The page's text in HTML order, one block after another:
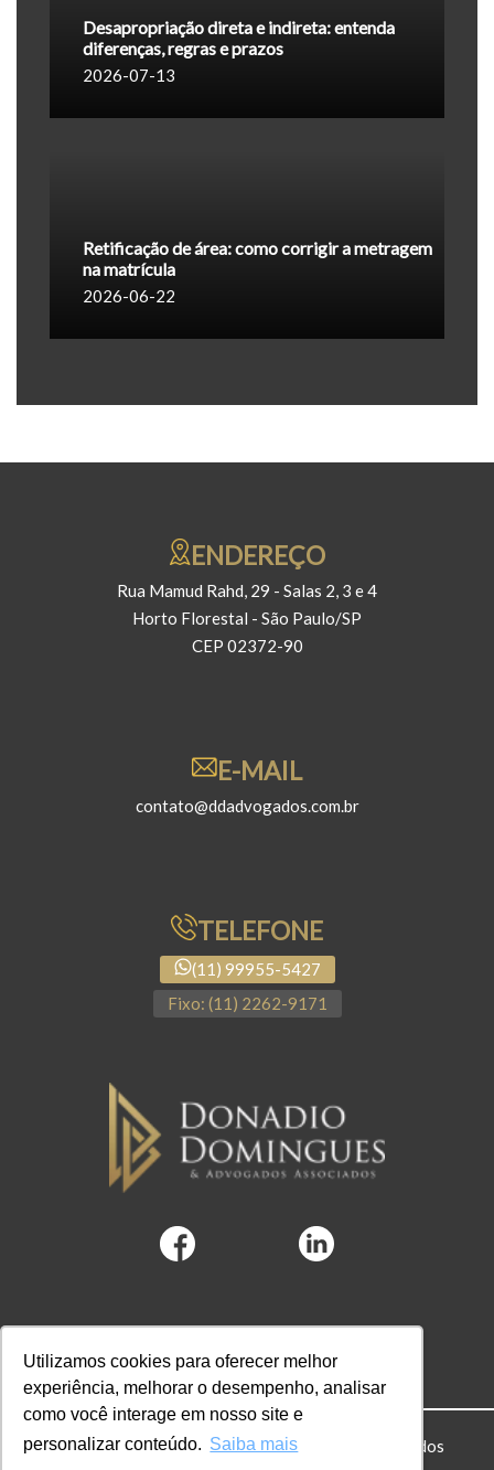
Utilizamos cookies para oferecer melhor
experiência, melhorar o desempenho, analisar
como você interage em nosso site e
personalizar conteúdo. Saiba mais
Desapropriação direta e indireta: entenda
diferenças, regras e prazos
2026-07-13
Retificação de área: como corrigir a metragem
na matrícula
2026-06-22
ENDEREÇO
Rua Mamud Rahd, 29 - Salas 2, 3 e 4
Horto Florestal - São Paulo/SP
CEP 02372-90
E-MAIL
contato@ddadvogados.com.br
TELEFONE
(11) 99955-5427
Fixo: (11) 2262-9171
© 2022 DD Advogados. Todos os direitos reservados